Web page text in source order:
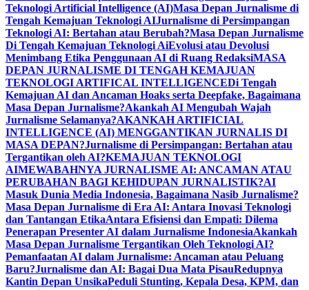
Teknologi Artificial Intelligence (AI)Masa Depan Jurnalisme di
Tengah Kemajuan Teknologi AIJurnalisme di Persimpangan
Teknologi AI: Bertahan atau Berubah?Masa Depan Jurnalisme
Di Tengah Kemajuan Teknologi AiEvolusi atau Devolusi
Menimbang Etika Penggunaan AI di Ruang RedaksiMASA
DEPAN JURNALISME DI TENGAH KEMAJUAN
TEKNOLOGI ARTIFICAL INTELLIGENCEDi Tengah
Kemajuan AI dan Ancaman Hoaks serta Deepfake, Bagaimana
Masa Depan Jurnalisme?Akankah AI Mengubah Wajah
Jurnalisme Selamanya?AKANKAH ARTIFICIAL
INTELLIGENCE (AI) MENGGANTIKAN JURNALIS DI
MASA DEPAN?Jurnalisme di Persimpangan: Bertahan atau
Tergantikan oleh AI?KEMAJUAN TEKNOLOGI
AIMEWABAHNYA JURNALISME AI: ANCAMAN ATAU
PERUBAHAN BAGI KEHIDUPAN JURNALISTIK?AI
Masuk Dunia Media Indonesia, Bagaimana Nasib Jurnalisme?
Masa Depan Jurnalisme di Era AI: Antara Inovasi Teknologi
dan Tantangan EtikaAntara Efisiensi dan Empati: Dilema
Penerapan Presenter AI dalam Jurnalisme IndonesiaAkankah
Masa Depan Jurnalisme Tergantikan Oleh Teknologi AI?
Pemanfaatan AI dalam Jurnalisme: Ancaman atau Peluang
Baru?Jurnalisme dan AI: Bagai Dua Mata PisauRedupnya
Kantin Depan UnsikaPeduli Stunting, Kepala Desa, KPM, dan